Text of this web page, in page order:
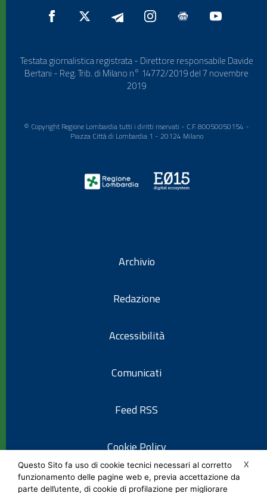
Testata giornalistica registrata - Direttore responsabile Davide
Bertani - Reg. Trib. di Milano n° 14772/2019 del 7 novembre
2019
© Copyright Regione Lombardia tutti i diritti riservati - C.F. 80050050154 -
Piazza Città di Lombardia 1 - 20124 Milano
Archivio
Redazione
Accessibilità
Comunicati
Feed RSS
Cookie Policy
Informativa privacy
X
Questo Sito fa uso di cookie tecnici necessari al corretto
funzionamento delle pagine web e, previa accettazione da
parte dell’utente, di cookie di profilazione per migliorare